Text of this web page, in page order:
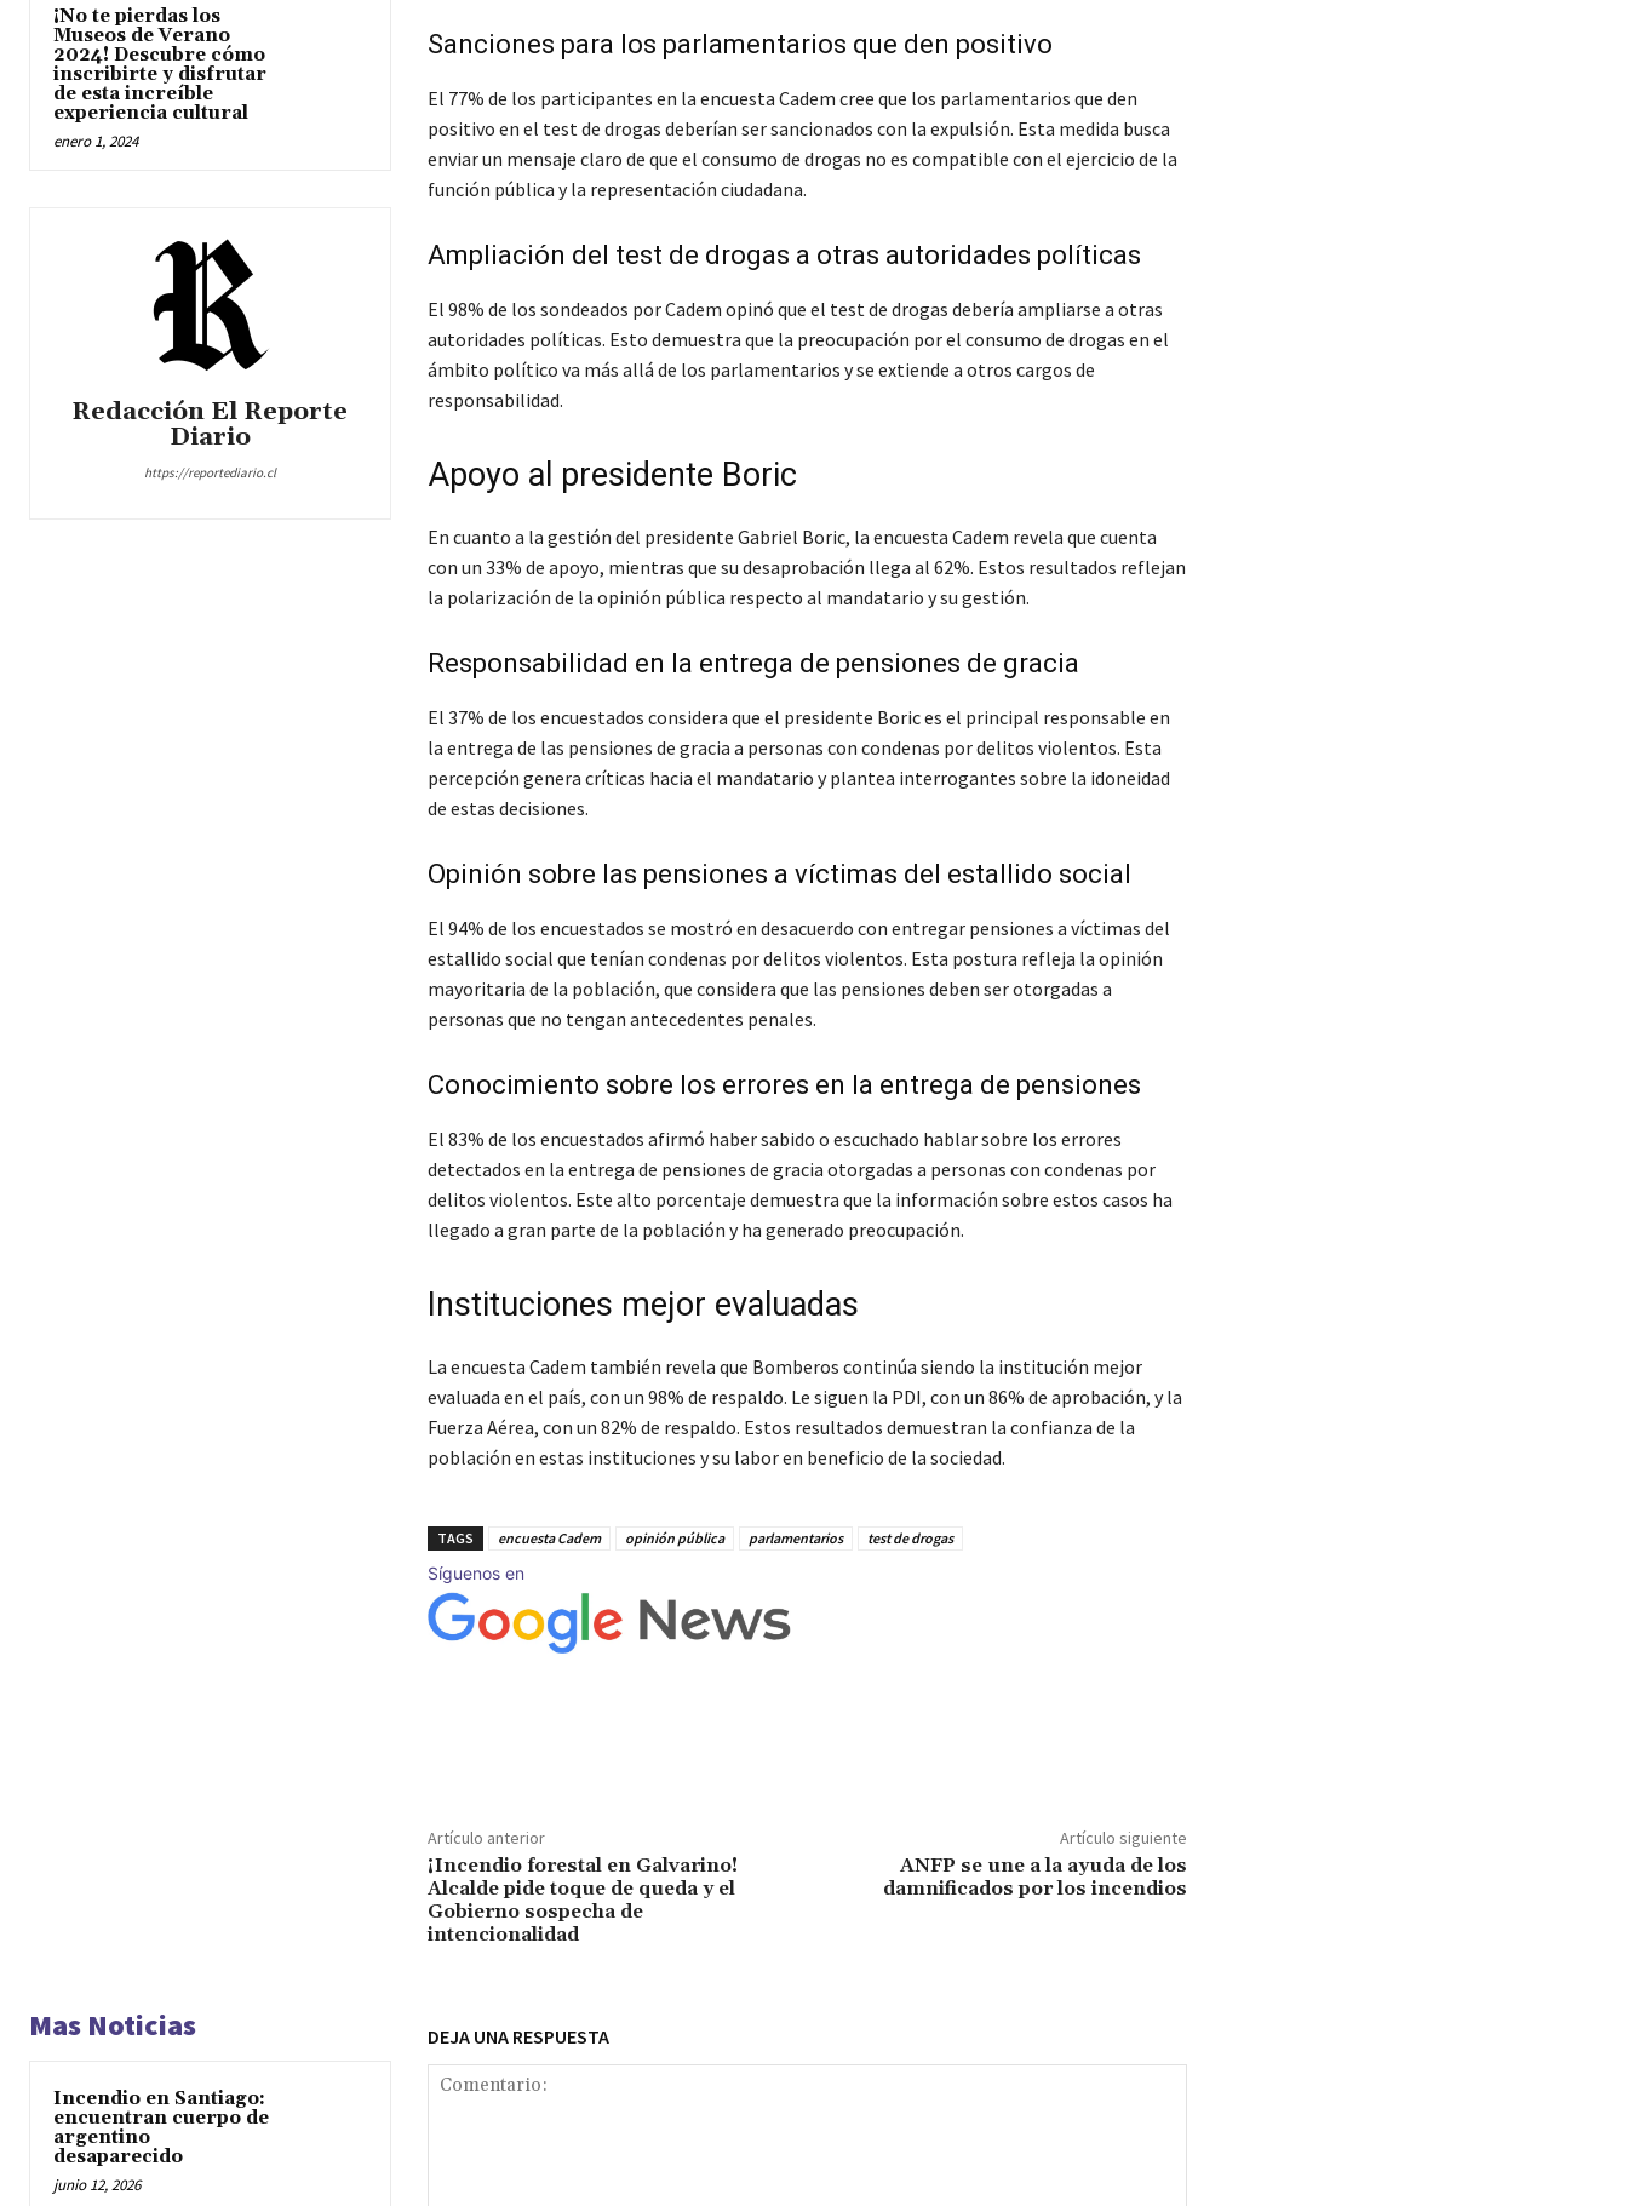
¡No te pierdas los
Museos de Verano
2024! Descubre cómo
inscribirte y disfrutar
de esta increíble
experiencia cultural
enero 1, 2024
Redacción El Reporte
Diario
https://reportediario.cl
Sanciones para los parlamentarios que den positivo
El 77% de los participantes en la encuesta Cadem cree que los parlamentarios que den
positivo en el test de drogas deberían ser sancionados con la expulsión. Esta medida busca
enviar un mensaje claro de que el consumo de drogas no es compatible con el ejercicio de la
función pública y la representación ciudadana.
Ampliación del test de drogas a otras autoridades políticas
El 98% de los sondeados por Cadem opinó que el test de drogas debería ampliarse a otras
autoridades políticas. Esto demuestra que la preocupación por el consumo de drogas en el
ámbito político va más allá de los parlamentarios y se extiende a otros cargos de
responsabilidad.
Apoyo al presidente Boric
En cuanto a la gestión del presidente Gabriel Boric, la encuesta Cadem revela que cuenta
con un 33% de apoyo, mientras que su desaprobación llega al 62%. Estos resultados reflejan
la polarización de la opinión pública respecto al mandatario y su gestión.
Responsabilidad en la entrega de pensiones de gracia
El 37% de los encuestados considera que el presidente Boric es el principal responsable en
la entrega de las pensiones de gracia a personas con condenas por delitos violentos. Esta
percepción genera críticas hacia el mandatario y plantea interrogantes sobre la idoneidad
de estas decisiones.
Opinión sobre las pensiones a víctimas del estallido social
El 94% de los encuestados se mostró en desacuerdo con entregar pensiones a víctimas del
estallido social que tenían condenas por delitos violentos. Esta postura refleja la opinión
mayoritaria de la población, que considera que las pensiones deben ser otorgadas a
personas que no tengan antecedentes penales.
Conocimiento sobre los errores en la entrega de pensiones
El 83% de los encuestados afirmó haber sabido o escuchado hablar sobre los errores
detectados en la entrega de pensiones de gracia otorgadas a personas con condenas por
delitos violentos. Este alto porcentaje demuestra que la información sobre estos casos ha
llegado a gran parte de la población y ha generado preocupación.
Instituciones mejor evaluadas
La encuesta Cadem también revela que Bomberos continúa siendo la institución mejor
evaluada en el país, con un 98% de respaldo. Le siguen la PDI, con un 86% de aprobación, y la
Fuerza Aérea, con un 82% de respaldo. Estos resultados demuestran la confianza de la
población en estas instituciones y su labor en beneficio de la sociedad.
TAGS encuesta Cadem opinión pública parlamentarios test de drogas
Síguenos en
Artículo anterior
¡Incendio forestal en Galvarino!
Alcalde pide toque de queda y el
Gobierno sospecha de
intencionalidad
Artículo siguiente
ANFP se une a la ayuda de los
damnificados por los incendios
Mas Noticias
Incendio en Santiago:
encuentran cuerpo de
argentino
desaparecido
junio 12, 2026
DEJA UNA RESPUESTA